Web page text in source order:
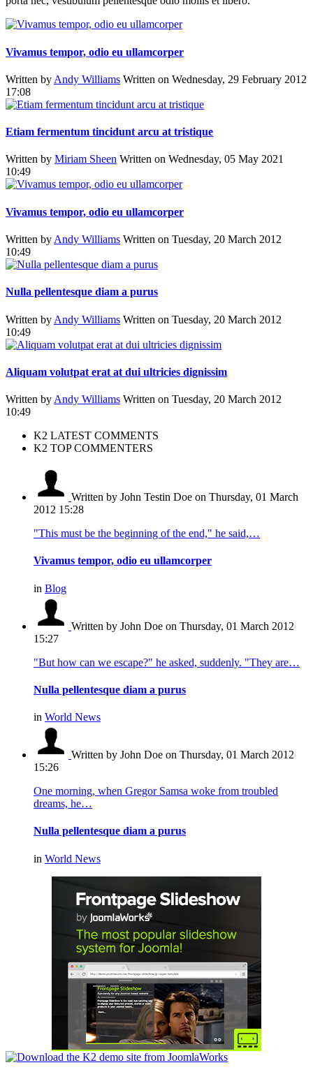
Vivamus tempor, odio eu ullamcorper
Written by Andy Williams Written on Wednesday, 29 February 2012
17:08
Etiam fermentum tincidunt arcu at tristique
Written by Miriam Sheen Written on Wednesday, 05 May 2021
10:49
Vivamus tempor, odio eu ullamcorper
Written by Andy Williams Written on Tuesday, 20 March 2012
10:49
Nulla pellentesque diam a purus
Written by Andy Williams Written on Tuesday, 20 March 2012
10:49
Aliquam volutpat erat at dui ultricies dignissim
Written by Andy Williams Written on Tuesday, 20 March 2012
10:49
K2 LATEST COMMENTS
K2 TOP COMMENTERS
Written by John Testin Doe on Thursday, 01 March
2012 15:28
"This must be the beginning of the end," he said,…
Vivamus tempor, odio eu ullamcorper
in Blog
Written by John Doe on Thursday, 01 March 2012
15:27
"But how can we escape?" he asked, suddenly. "They are…
Nulla pellentesque diam a purus
in World News
Written by John Doe on Thursday, 01 March 2012
15:26
One morning, when Gregor Samsa woke from troubled
dreams, he…
Nulla pellentesque diam a purus
in World News